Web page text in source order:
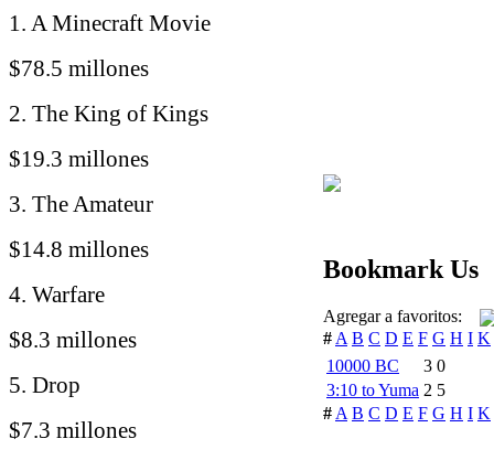
1. A Minecraft Movie
$78.5 millones
2. The King of Kings
$19.3 millones
3. The Amateur
$14.8 millones
4. Warfare
$8.3 millones
5. Drop
$7.3 millones
Bookmark Us
Agregar a favoritos:
# A B C D E F G H I K
10000 BC
3 0
3:10 to Yuma 2 5
# A B C D E F G H I K